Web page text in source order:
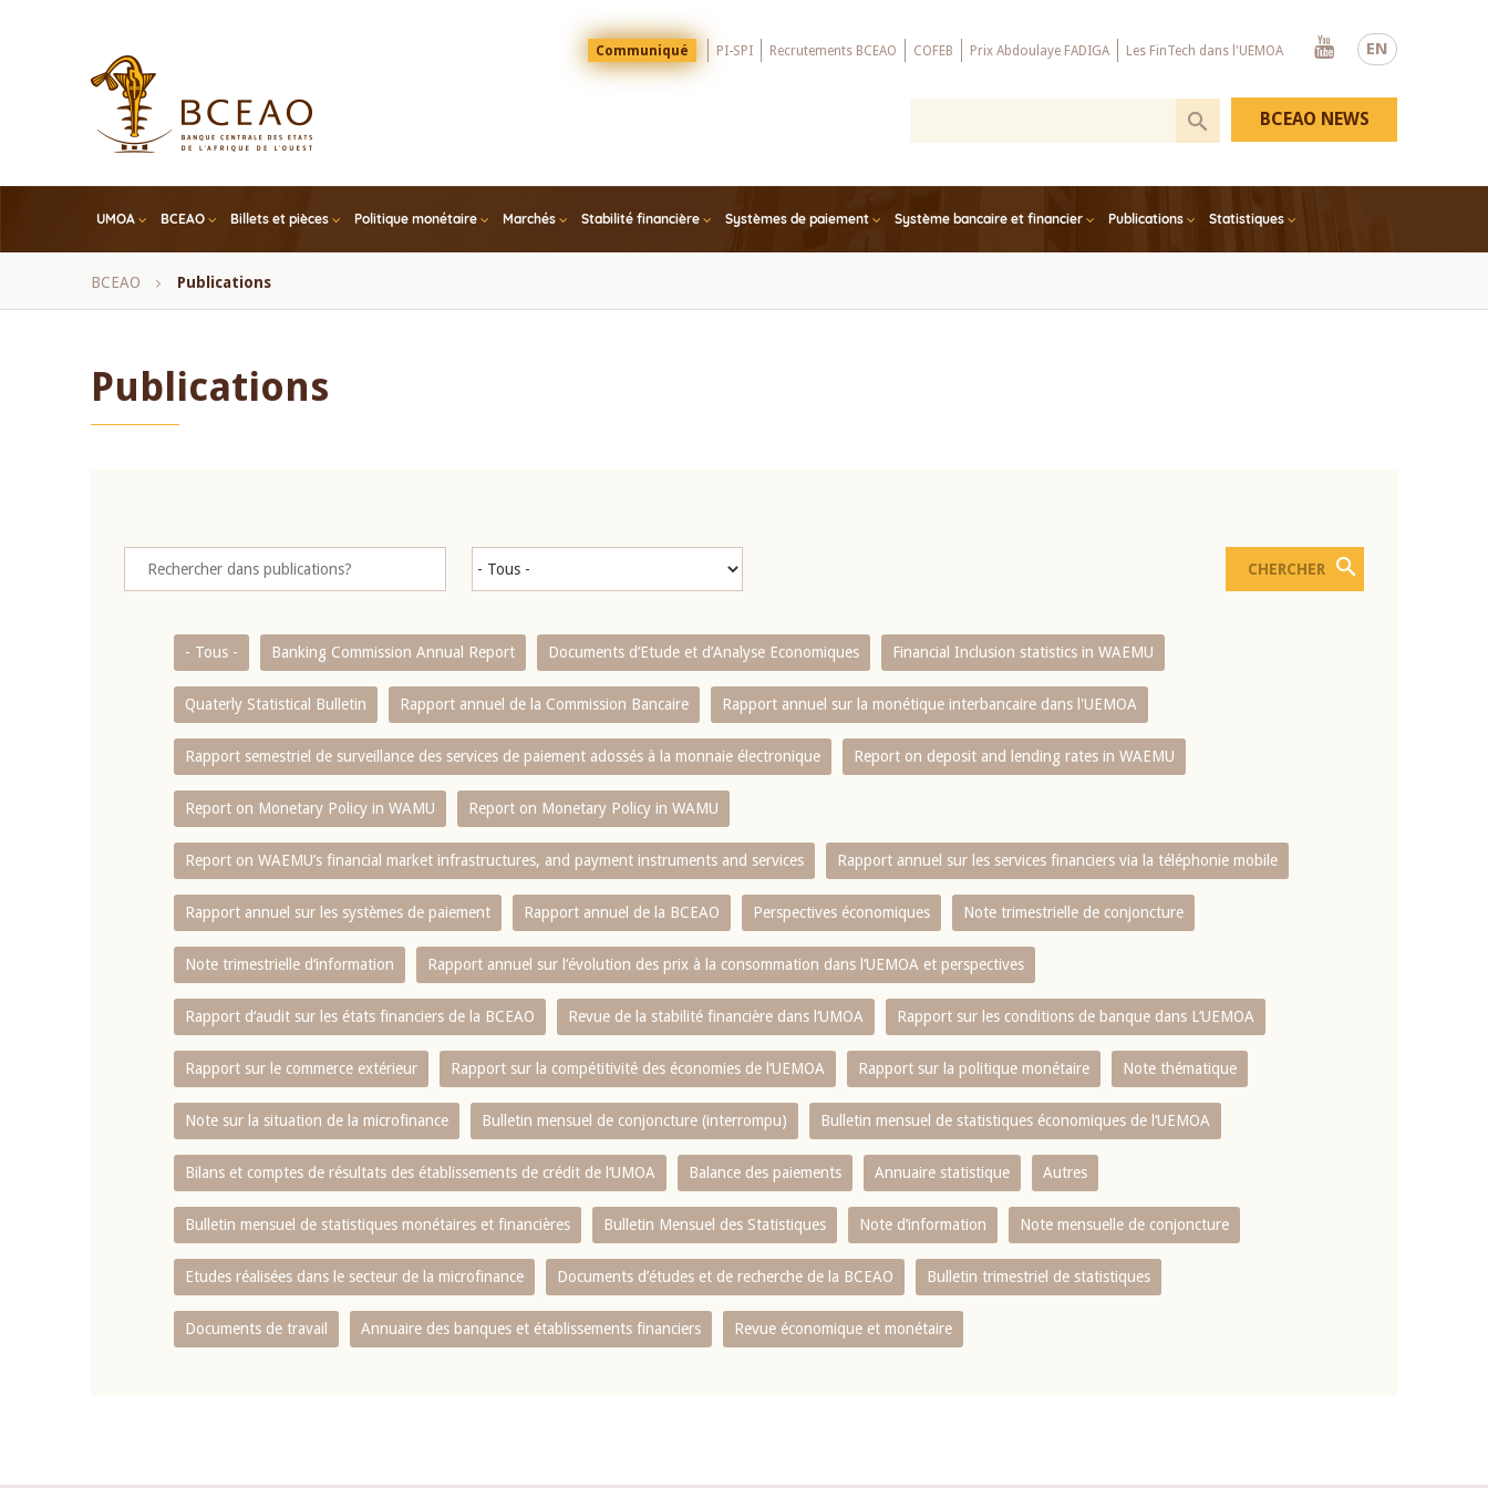
EN
Menu
Top
Communiqué PI-SPI Recrutements BCEAO COFEB Prix Abdoulaye FADIGA Les FinTech dans l'UEMOA
Youtube
UMOA BCEAO Billets et pièces Politique monétaire Marchés Stabilité financière Systèmes de paiement Système bancaire et financier Publications Statistiques
BCEAO NEWS
Fil
BCEAO Publications
Publications
- Tous - Banking Commission Annual Report Documents d’Etude et d’Analyse Economiques Financial Inclusion statistics in WAEMU
Quaterly Statistical Bulletin Rapport annuel de la Commission Bancaire Rapport annuel sur la monétique interbancaire dans l'UEMOA
Rapport semestriel de surveillance des services de paiement adossés à la monnaie électronique Report on deposit and lending rates in WAEMU
Report on Monetary Policy in WAMU Report on Monetary Policy in WAMU
Report on WAEMU’s financial market infrastructures, and payment instruments and services Rapport annuel sur les services financiers via la téléphonie mobile
Rapport annuel sur les systèmes de paiement Rapport annuel de la BCEAO Perspectives économiques Note trimestrielle de conjoncture
Note trimestrielle d‘information Rapport annuel sur l‘évolution des prix à la consommation dans l‘UEMOA et perspectives
Rapport d‘audit sur les états financiers de la BCEAO Revue de la stabilité financière dans l‘UMOA Rapport sur les conditions de banque dans L‘UEMOA
Rapport sur le commerce extérieur Rapport sur la compétitivité des économies de l‘UEMOA Rapport sur la politique monétaire Note thématique
Note sur la situation de la microfinance Bulletin mensuel de conjoncture (interrompu) Bulletin mensuel de statistiques économiques de l‘UEMOA
Bilans et comptes de résultats des établissements de crédit de l‘UMOA Balance des paiements Annuaire statistique Autres
Bulletin mensuel de statistiques monétaires et financières Bulletin Mensuel des Statistiques Note d’information Note mensuelle de conjoncture
Etudes réalisées dans le secteur de la microfinance Documents d’études et de recherche de la BCEAO Bulletin trimestriel de statistiques
Documents de travail Annuaire des banques et établissements financiers Revue économique et monétaire